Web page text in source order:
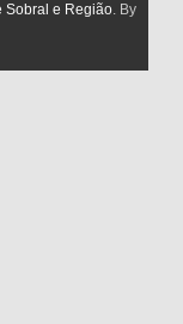
Sobral e Região. By